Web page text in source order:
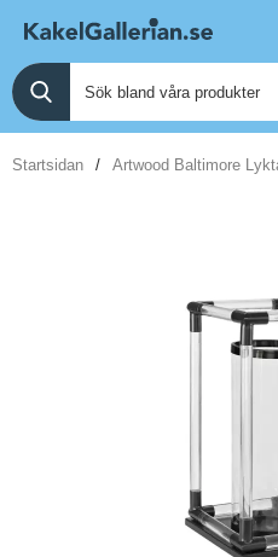
Startsidan Artwood Baltimore